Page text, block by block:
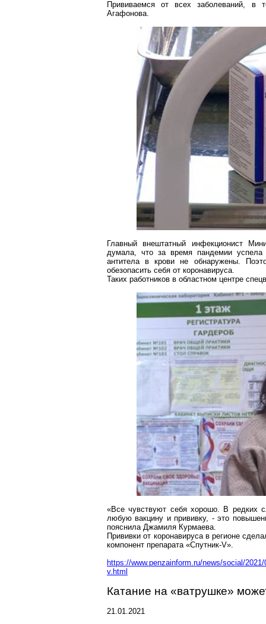
Прививаемся от всех заболеваний,
Агафонова.
Главный внештатный инфекционист
думала, что за время пандемии успела
антитела в крови не обнаружены.
обезопасить себя от коронавируса.
Таких работников в областном центре
«Все чувствуют себя хорошо. В редких
любую вакцину и прививку, - это
пояснила Джамиля Курмаева.
Прививки от коронавирусав регионе
компонент препарата «Спутник-V».
https://www.penzainform.ru/news/social/
v.html
Катание на «ватрушке»
21.01.2021